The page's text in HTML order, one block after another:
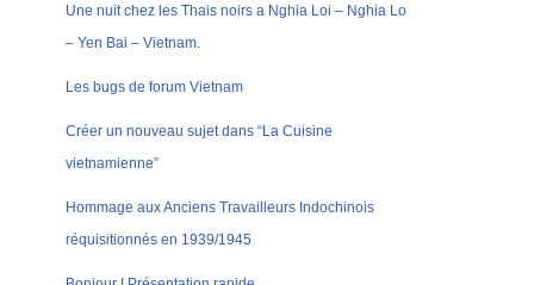
Une nuit chez les Thais noirs a Nghia Loi – Nghia Lo
– Yen Bai – Vietnam.
Les bugs de forum Vietnam
Créer un nouveau sujet dans “La Cuisine
vietnamienne”
Hommage aux Anciens Travailleurs Indochinois
réquisitionnés en 1939/1945